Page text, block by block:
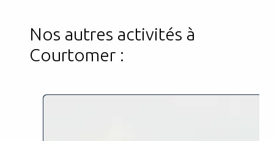
Nos autres activités à
Courtomer :